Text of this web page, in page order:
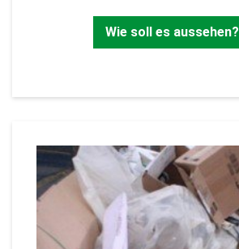
Wie soll es aussehen?
Zurück